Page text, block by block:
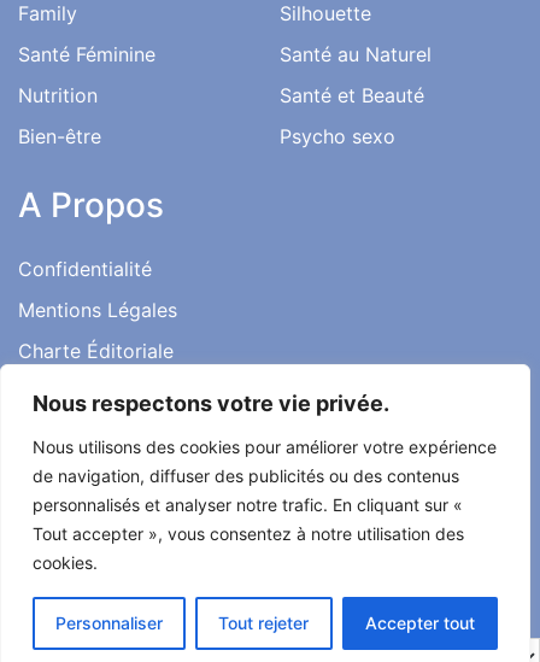
Nous respectons votre vie privée.
Nous utilisons des cookies pour améliorer votre expérience
de navigation, diffuser des publicités ou des contenus
personnalisés et analyser notre trafic. En cliquant sur «
Tout accepter », vous consentez à notre utilisation des
cookies.
Personnaliser Tout rejeter Accepter tout
Family
Santé Féminine
Nutrition
Bien-être
Silhouette
Santé au Naturel
Santé et Beauté
Psycho sexo
A Propos
Confidentialité
Mentions Légales
Charte Éditoriale
Conditions d’utilisation
Témoignages
Tout droit réservé ma santé ma vie 2022
Développé parAlcomnet